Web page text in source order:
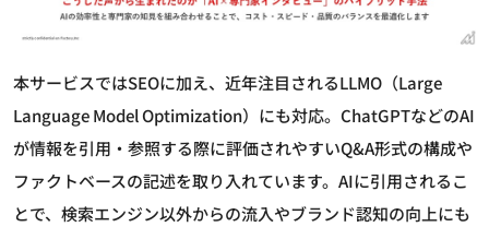
本サービスではSEOに加え、近年注目されるLLMO（Large
Language Model Optimization）にも対応。ChatGPTなどのAI
が情報を引用・参照する際に評価されやすいQ&A形式の構成や
ファクトベースの記述を取り入れています。AIに引用されるこ
とで、検索エンジン以外からの流入やブランド認知の向上にも